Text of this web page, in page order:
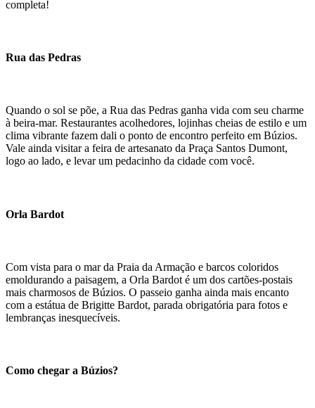
completa!
Rua das Pedras
Quando o sol se põe, a Rua das Pedras ganha vida com seu charme
à beira-mar. Restaurantes acolhedores, lojinhas cheias de estilo e um
clima vibrante fazem dali o ponto de encontro perfeito em Búzios.
Vale ainda visitar a feira de artesanato da Praça Santos Dumont,
logo ao lado, e levar um pedacinho da cidade com você.
Orla Bardot
Com vista para o mar da Praia da Armação e barcos coloridos
emoldurando a paisagem, a Orla Bardot é um dos cartões-postais
mais charmosos de Búzios. O passeio ganha ainda mais encanto
com a estátua de Brigitte Bardot, parada obrigatória para fotos e
lembranças inesquecíveis.
Como chegar a Búzios?